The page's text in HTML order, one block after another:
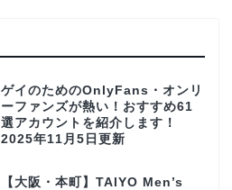
ゲイのためのOnlyFans・オンリ
ーファンズが熱い！おすすめ61
選アカウントを紹介します！
2025年11月5日更新
【大阪・本町】TAIYO Men’s